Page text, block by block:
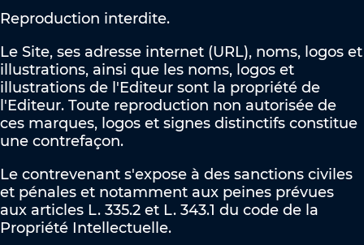
Reproduction interdite.
Le Site, ses adresse internet (URL), noms, logos et
illustrations, ainsi que les noms, logos et
illustrations de l'Editeur sont la propriété de
l'Editeur. Toute reproduction non autorisée de
ces marques, logos et signes distinctifs constitue
une contrefaçon.
Le contrevenant s'expose à des sanctions civiles
et pénales et notamment aux peines prévues
aux articles L. 335.2 et L. 343.1 du code de la
Propriété Intellectuelle.